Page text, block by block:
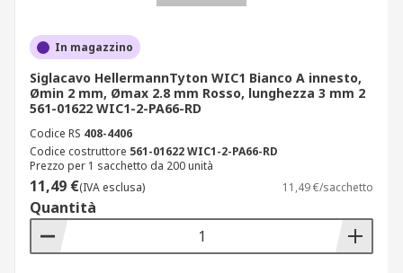
In magazzino
Siglacavo HellermannTyton WIC1 Bianco A innesto,
Ømin 2 mm, Ømax 2.8 mm Rosso, lunghezza 3 mm 2
561-01622 WIC1-2-PA66-RD
Codice RS 408-4406
Codice costruttore 561-01622 WIC1-2-PA66-RD
Prezzo per 1 sacchetto da 200 unità
11,49 €(IVA esclusa) 11,49 €/sacchetto
Quantità